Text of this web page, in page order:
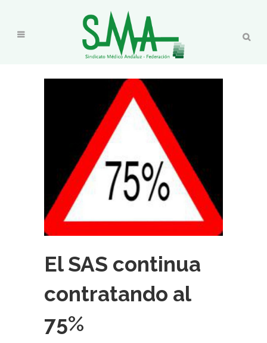
El SAS continua
contratando al
75%